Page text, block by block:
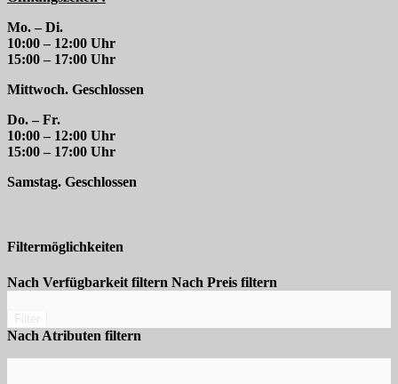
Mo. – Di.
10:00 – 12:00 Uhr
15:00 – 17:00 Uhr
Mittwoch. Geschlossen
Do. – Fr.
10:00 – 12:00 Uhr
15:00 – 17:00 Uhr
Samstag. Geschlossen
Filtermöglichkeiten
Nach Verfügbarkeit filtern Nach Preis filtern
Nach Atributen filtern